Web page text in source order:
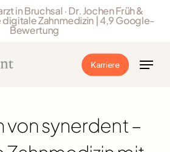
in Bruchsal · Dr. Jochen Früh &
Zahnmedizin | 4,9 Google-
Bewertung
Karriere Menu
von synerdent –